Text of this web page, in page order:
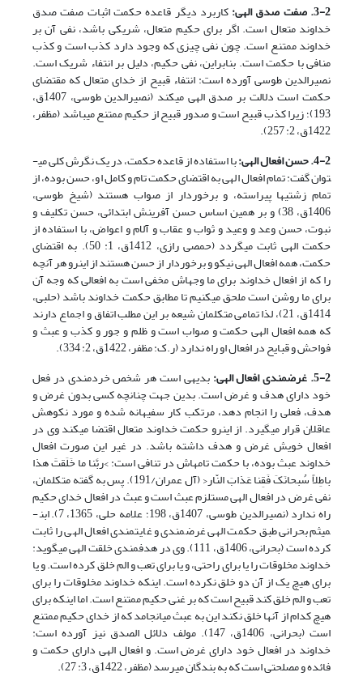
3-2. صفت صدق الهی:
کاربرد دیگر قاعده حکمت اثبات صفت صدق
خداوند متعال است. اگر برای حکیم متعال، شریکی باشد، نفی آن بر
خداوند ممتنع است. چون نفی چیزی که وجود دارد کذب است و کذب
منافی با حکمت است. بنابراین، نفی حکیم، دلیل بر انتفاء شریک است.
نصیرالدین طوسی آورده است: انتفاء قبیح از خدای متعال که مقتضای
حکمت است دلالت بر صدق الهی می­کند (نصیرالدین طوسی، 1407ق،
193)؛ زیرا کذب قبیح است و صدور قبیح از حکیم ممتنع می­باشد (مظفر،
1422ق، 2: 257).
4-2. حسن افعال الهی:
با استفاده از قاعده حکمت، در یک نگرش کلی می­
توان گفت: تمام افعال الهی به اقتضای حکمت تام و کامل او، حسن بوده، از
تمام زشتی­ها پیراسته، و برخوردار از صواب هستند (شیخ طوسی،
1406ق، 38) و بر همین اساس حسن آفرینش ابتدائی، حسن تکلیف و
نبوت، حسن وعد و وعید و ثواب و عقاب و آلام و اعواض، با استفاده از
حکمت الهی ثابت می­گردد (حمصی رازی، 1412ق، 1: 50). به اقتضای
حکمت، همه افعال الهی نیکو و برخوردار از حسن هستند از این­رو هر آنچه
را که از افعال خداوند برای ما وجه­اش مخفی است به افعالی که وجه آن
برای ما روشن است ملحق می­کنیم تا مطابق حکمت خداوند باشد (حلبی،
1414ق، 21)، لذا تمامی متکلمان شیعه بر این مطلب اتفاق و اجماع دارند
که همه افعال الهی حکمت و صواب است و ظلم و جور و کذب و عبث و
فواحش و قبایح در افعال او راه ندارد (ر.ک: مظفر، 1422ق، 2: 334).
5-2. غرض­مندی افعال الهی:
بدیهی است هر شخص خردمندی در فعل
خود دارای هدف و غرض است. بدین جهت چنانچه کسی بدون غرض و
هدف، فعلی را انجام دهد، مرتکب کار سفیهانه شده و مورد نکوهش
عاقلان قرار می­­گیرد. از این­رو حکمت خداوند متعال اقتضا می­کند وی در
افعال خویش غرض و هدف داشته باشد. در غیر این صورت افعال
خداوند عبث بوده، با حکمت تامه­اش در تنافی است: >ربَّنا ما خَلَقتَ هذا
باطِلاً سُبحانَکَ فَقِنا عَذابَ النّار< (آل عمران/191). پس به گفته متکلمان،
نفی غرض در افعال الهی مستلزم عبث است و عبث در افعال خدای حکیم
راه ندارد (نصیرالدین طوسی، 1407ق، 198؛ علامه حلی، 1365، 7). ابن­
میثم بحرانی طبق حکمت الهی غرض­مندی و غایت­مندی افعال الهی را ثابت
کرده است (بحرانی، 1406ق، 111). وی در هدف­مندی خلقت الهی می­گوید:
خداوند مخلوقات را یا برای راحتی، و یا برای تعب و الم خلق کرده است. و یا
برای هیچ یک از آن دو خلق نکرده است. اینکه خداوند مخلوقات را برای
تعب و الم خلق کند قبیح است که بر غنی حکیم ممتنع است. اما اینکه برای
هیچ کدام از آن­ها خلق نکند این به عبث می­انجامد که از خدای حکیم ممتنع
است (بحرانی، 1406ق، 147). مولف دلائل الصدق نیز آورده است:
خداوند در افعال خود دارای غرض است. و افعال الهی دارای حکمت و
فائده و مصلحتی است که به بندگان می­رسد (مظفر، 1422ق، 3: 27).